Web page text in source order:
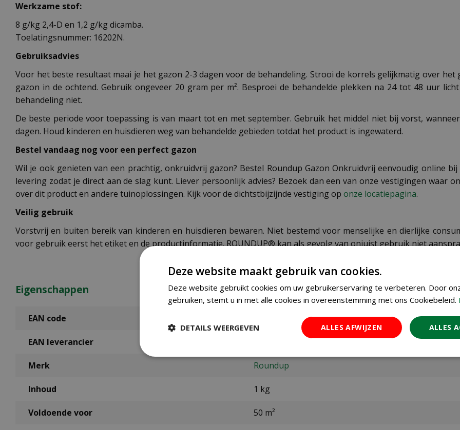
Werkzame stof:
8 g/kg 2,4-D en 1,2 g/kg dicamba.
Toelatingsnummer: 16202N.
Gebruiksadvies
Voor het beste resultaat maai je het gazon 2-3 dagen voor de behandeling. Strooi de korrels gelijkmatig over
gazon in de ochtend. Gebruik ongeveer 20 gram per m². Besproei de behandelde plekken na 24 tot 48 uur
behandeling niet.
De beste periode voor toepassing is van maart tot en met september. Gebruik het middel niet bij vorst,
dagen. Houd kinderen en huisdieren weg van behandelde gebieden totdat het product is ingewaterd.
Bestel vandaag nog voor een perfect gazon
Wil je ook genieten van een prachtig, onkruidvrij gazon? Bestel Roundup Gazon Onkruidvrij eenvoudig online
levering zodat je direct aan de slag kunt. Liever persoonlijk advies? Bezoek dan een van onze vestigingen waar
over dit product en andere tuinoplossingen. Kijk voor de dichtstbijzijnde vestiging op onze locatiepagina.
Veilig gebruik
Vorstvrij en buiten bereik van kinderen en huisdieren bewaren. Niet bestemd voor menselijke en dierlijke
voor gebruik eerst het etiket en de productinformatie. ROUNDUP® kan als gevolg van onjuist gebruik niet
Eigenschappen
EAN code 8711969037700
EAN leverancier
Merk Roundup
Inhoud 1 kg
Voldoende voor 50 m²
Deze website maakt gebruik van cookies.
Deze website gebruikt cookies om uw gebruikerservaring te verbeteren. Door
gebruiken, stemt u in met alle cookies in overeenstemming met ons Cookiebeleid.
ALLES
ALLES AFWIJZEN
DETAILS WEERGEVEN